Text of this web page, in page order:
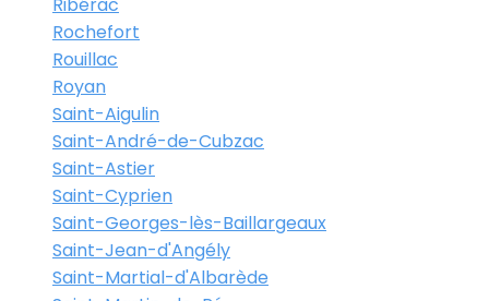
Rochefort
Rouillac
Royan
Saint-Aigulin
Saint-André-de-Cubzac
Saint-Astier
Saint-Cyprien
Saint-Georges-lès-Baillargeaux
Saint-Jean-d'Angély
Saint-Martial-d'Albarède